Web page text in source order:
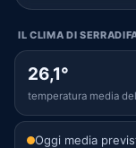
IL CLIMA DI
26,1°
temperatura media
Oggi media